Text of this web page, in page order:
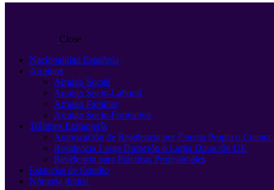
Close
Nacionalidad Española
Arraigos
Arraigo Social
Arraigo Socio-Laboral
Arraigo Familiar
Arraigo Socio-Formativo
Trámites Extranjería
Autorización de Residencia por Cuenta Propia o Cuenta
Residencia Larga Duración o Larga Duración UE
Residencia para Prácticas Profesionales
Estancias de Estudio
Nómada digital